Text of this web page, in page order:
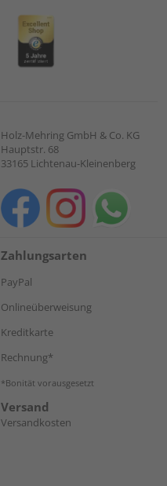
Holz-Mehring GmbH & Co. KG
Hauptstr. 68
33165 Lichtenau-Kleinenberg
Zahlungsarten
PayPal
Onlineüberweisung
Kreditkarte
Rechnung*
*Bonität vorausgesetzt
Versand
Versandkosten